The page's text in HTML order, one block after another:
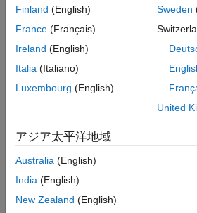
the
that
contain
the
value
matrix?
If
you
the
Finland (English)
France (Français)
Ireland (English)
Italia (Italiano)
Luxembourg (English)
Sweden
United
アジア太平洋地域
Australia (English)
India (English)
New Zealand (English)